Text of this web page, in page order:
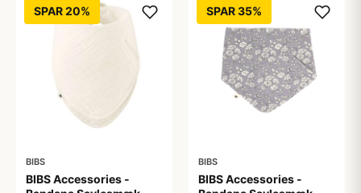
SPAR 20%
BIBS
BIBS Accessories -
SPAR 35%
BIBS
BIBS Accessories -